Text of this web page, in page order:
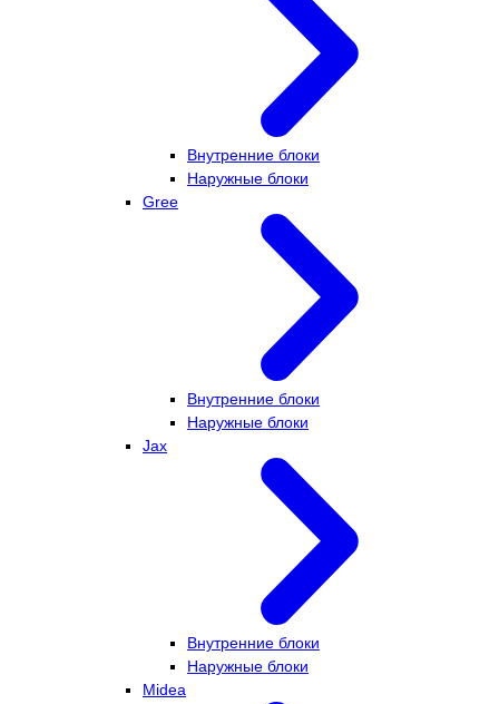
Внутренние блоки
Наружные блоки
Gree
Внутренние блоки
Наружные блоки
Jax
Внутренние блоки
Наружные блоки
Midea